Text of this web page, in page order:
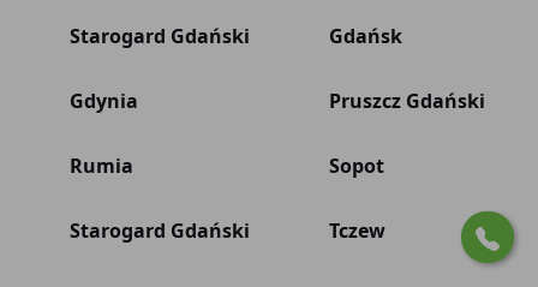
Starogard Gdański Gdańsk
Gdynia Pruszcz Gdański
Rumia Sopot
Starogard Gdański Tczew